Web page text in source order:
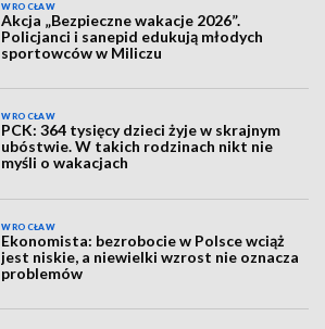
WROCŁAW
Akcja „Bezpieczne wakacje 2026”.
Policjanci i sanepid edukują młodych
sportowców w Miliczu
WROCŁAW
PCK: 364 tysięcy dzieci żyje w skrajnym
ubóstwie. W takich rodzinach nikt nie
myśli o wakacjach
WROCŁAW
Ekonomista: bezrobocie w Polsce wciąż
jest niskie, a niewielki wzrost nie oznacza
problemów